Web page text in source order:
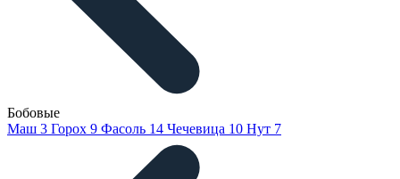
Бобовые
Маш 3 Горох 9 Фасоль 14 Чечевица 10 Нут 7